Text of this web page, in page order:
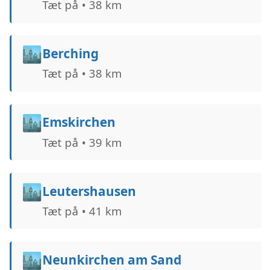
Tæt på • 38 km
🏙️Berching
Tæt på • 38 km
🏙️Emskirchen
Tæt på • 39 km
🏙️Leutershausen
Tæt på • 41 km
🏙️Neunkirchen am Sand